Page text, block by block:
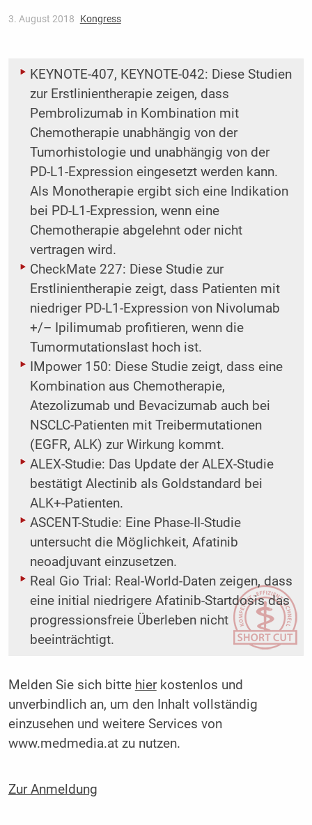
3. August 2018 Kongress
KEYNOTE-407, KEYNOTE-042: Diese Studien
zur Erstlinientherapie zeigen, dass
Pembrolizumab in Kombination mit
Chemotherapie unabhängig von der
Tumorhistologie und unabhängig von der
PD-L1-Expression eingesetzt werden kann.
Als Monotherapie ergibt sich eine Indikation
bei PD-L1-Expression, wenn eine
Chemotherapie abgelehnt oder nicht
vertragen wird.
CheckMate 227: Diese Studie zur
Erstlinientherapie zeigt, dass Patienten mit
niedriger PD-L1-Expression von Nivolumab
+/– Ipilimumab profitieren, wenn die
Tumormutationslast hoch ist.
IMpower 150: Diese Studie zeigt, dass eine
Kombination aus Chemotherapie,
Atezolizumab und Bevacizumab auch bei
NSCLC-Patienten mit Treibermutationen
(EGFR, ALK) zur Wirkung kommt.
ALEX-Studie: Das Update der ALEX-Studie
bestätigt Alectinib als Goldstandard bei
ALK+-Patienten.
ASCENT-Studie: Eine Phase-II-Studie
untersucht die Möglichkeit, Afatinib
neoadjuvant einzusetzen.
Real Gio Trial: Real-World-Daten zeigen, dass
eine initial niedrigere Afatinib-Startdosis das
progressionsfreie Überleben nicht
beeinträchtigt.
Melden Sie sich bitte hierkostenlos und
unverbindlich an, um den Inhalt vollständig
einzusehen und weitere Services von
www.medmedia.at zu nutzen.
Zur Anmeldung